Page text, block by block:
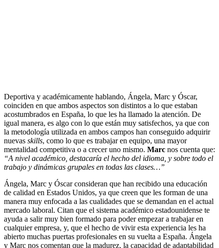
Deportiva y académicamente hablando, Ángela, Marc y Óscar,
coinciden en que ambos aspectos son distintos a lo que estaban
acostumbrados en España, lo que les ha llamado la atención. De
igual manera, es algo con lo que están muy satisfechos, ya que con
la metodología utilizada en ambos campos han conseguido adquirir
nuevas skills, como lo que es trabajar en equipo, una mayor
mentalidad competitiva o a crecer uno mismo. Marc nos cuenta que:
“A nivel académico, destacaría el hecho del idioma, y sobre todo el
trabajo y dinámicas grupales en todas las clases…”
Ángela, Marc y Óscar consideran que han recibido una educación
de calidad en Estados Unidos, ya que creen que les forman de una
manera muy enfocada a las cualidades que se demandan en el actual
mercado laboral. Citan que el sistema académico estadounidense te
ayuda a salir muy bien formado para poder empezar a trabajar en
cualquier empresa, y, que el hecho de vivir esta experiencia les ha
abierto muchas puertas profesionales en su vuelta a España. Ángela
y Marc nos comentan que la madurez, la capacidad de adaptabilidad